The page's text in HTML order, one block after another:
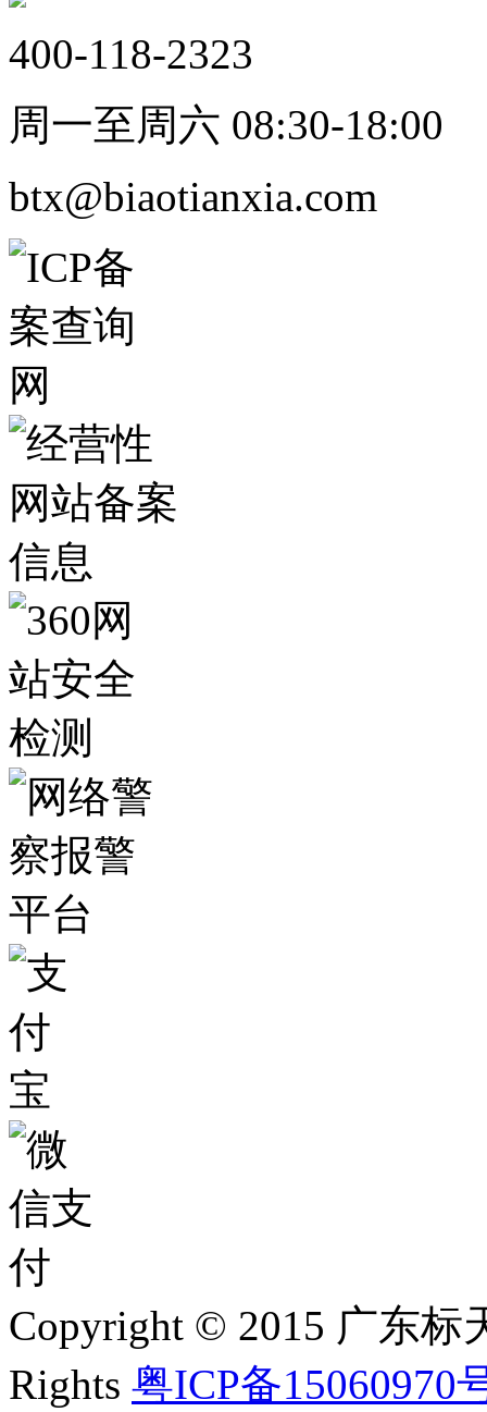
400-118-2323
周一至周六 08:30-18:00
btx@biaotianxia.com
Copyright © 2015 广东
Rights 粤ICP备15060970